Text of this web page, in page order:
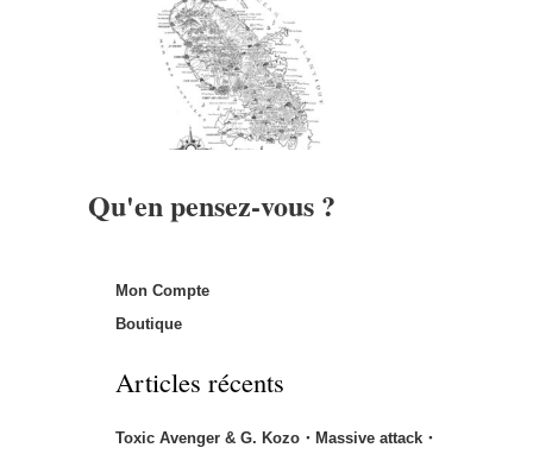
Qu'en pensez-vous ?
Mon Compte
Boutique
Articles récents
Toxic Avenger & G. Kozo・Massive attack・